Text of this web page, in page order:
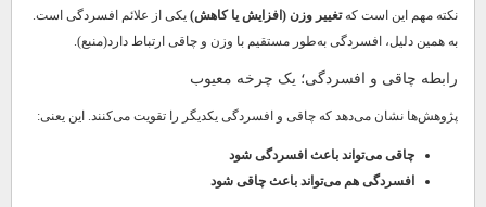
نکته مهم این است کهتغییر وزن (افزایش یا کاهش) یکی از علائم افسردگی است.
به همین دلیل، افسردگی به‌طور مستقیم با وزن و چاقی ارتباط دارد(منبع).
رابطه چاقی و افسردگی؛ یک چرخه معیوب
پژوهش‌ها نشان می‌دهد که چاقی و افسردگی یکدیگر را تقویت می‌کنند. این یعنی:
چاقی می‌تواند باعث افسردگی شود
افسردگی هم می‌تواند باعث چاقی شود